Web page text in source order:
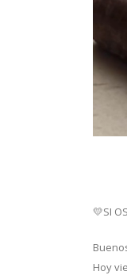
💛SI
Hoy